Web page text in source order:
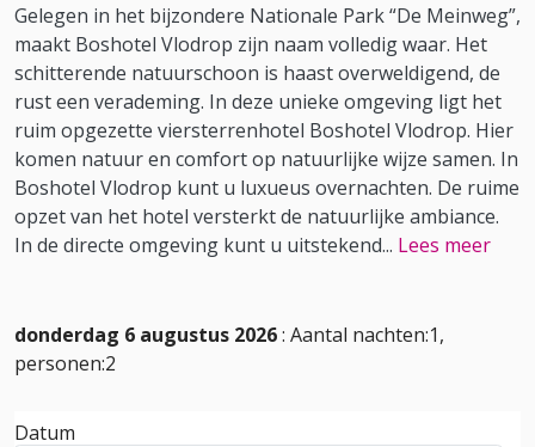
Gelegen in het bijzondere Nationale Park “De Meinweg”,
maakt Boshotel Vlodrop zijn naam volledig waar. Het
schitterende natuurschoon is haast overweldigend, de
rust een verademing. In deze unieke omgeving ligt het
ruim opgezette viersterrenhotel Boshotel Vlodrop. Hier
komen natuur en comfort op natuurlijke wijze samen. In
Boshotel Vlodrop kunt u luxueus overnachten. De ruime
opzet van het hotel versterkt de natuurlijke ambiance.
In de directe omgeving kunt u uitstekend... Lees meer
donderdag 6 augustus 2026: Aantal nachten:1,
personen:2
Datum